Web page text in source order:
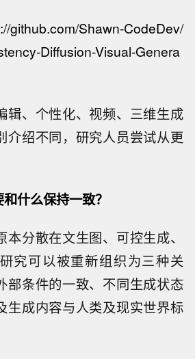
github.com/Shawn-CodeDev/
Diffusion-Visual-Genera
辑、个性化、视频、三维生成
介绍不同，研究人员尝试从更
什么保持一致？
分散在文生图、可控生成、
究可以被重新组织为三种关
部条件的一致、不同生成状态
生成内容与人类及现实世界标